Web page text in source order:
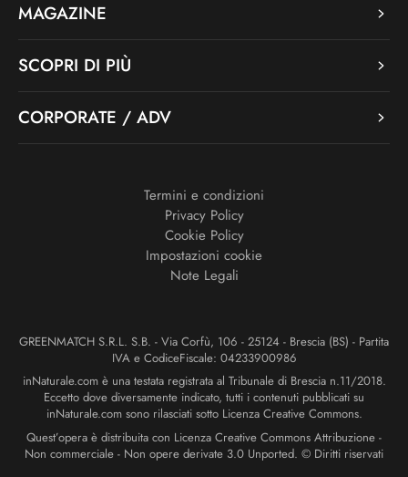
MAGAZINE
SCOPRI DI PIÙ
CORPORATE / ADV
Termini e condizioni
Privacy Policy
Cookie Policy
Impostazioni cookie
Note Legali
GREENMATCH S.R.L. S.B. - Via Corfù, 106 - 25124 - Brescia (BS) - Partita
IVA e CodiceFiscale: 04233900986
inNaturale.com è una testata registrata al Tribunale di Brescia n.11/2018.
Eccetto dove diversamente indicato, tutti i contenuti pubblicati su
inNaturale.com sono rilasciati sotto Licenza Creative Commons.
Quest’opera è distribuita con Licenza Creative Commons Attribuzione -
Non commerciale - Non opere derivate 3.0 Unported. © Diritti riservati